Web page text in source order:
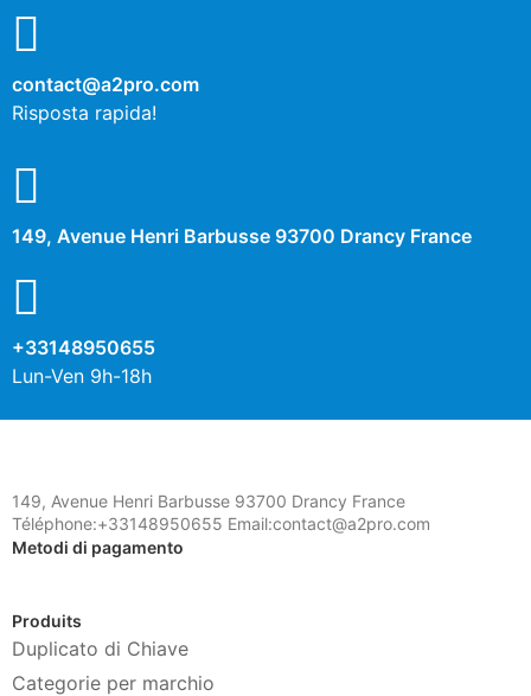
contact@a2pro.com
Risposta rapida!
149, Avenue Henri Barbusse 93700 Drancy France
+33148950655
Lun-Ven 9h-18h
149, Avenue Henri Barbusse 93700 Drancy France
Téléphone:+33148950655 Email:contact@a2pro.com
Metodi di pagamento
Produits
Duplicato di Chiave
Categorie per marchio